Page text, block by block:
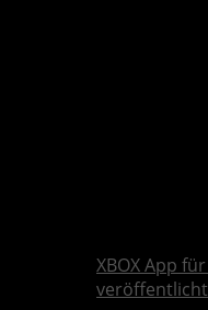
XBOX App für
veröffentlicht